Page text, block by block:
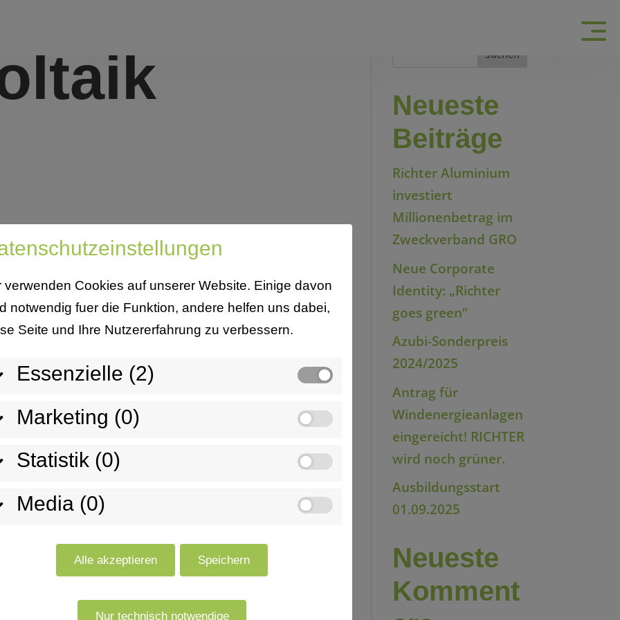
verwenden Cookies auf unserer Website. Einige davon
notwendig fuer die Funktion, andere helfen uns dabei,
Seite und Ihre Nutzererfahrung zu verbessern.
Essenzielle (2)
Marketing (0)
Statistik (0)
Media (0)
Alle akzeptieren Speichern
Nur technisch notwendige
Suchen
Neueste
Beiträge
Richter Aluminium
investiert
Millionenbetrag im
Zweckverband GRO
Neue Corporate
Identity: „Richter
goes green“
Azubi-Sonderpreis
2024/2025
Antrag für
Windenergieanlagen
eingereicht! RICHTER
wird noch grüner.
Ausbildungsstart
01.09.2025
Neueste
Komment